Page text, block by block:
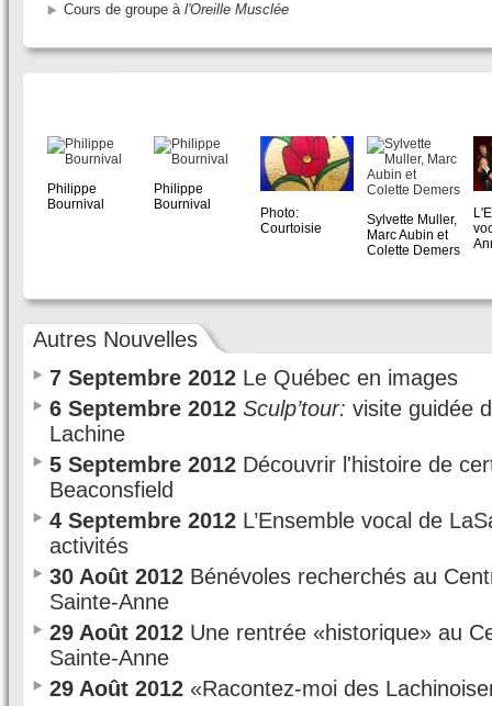
Cours de groupe à l'Oreille Musclée
Philippe
Bournival
Philippe
Bournival
Photo:
Courtoisie
Sylvette Muller,
Marc Aubin et
Colette Demers
Autres Nouvelles
7 Septembre 2012 Le Québec en images
6 Septembre 2012 Sculp’tour: visite guidée
Lachine
5 Septembre 2012 Découvrir l'histoire de
Beaconsfield
4 Septembre 2012 L’Ensemble vocal de
activités
30 Août 2012 Bénévoles recherchés au
Sainte-Anne
29 Août 2012 Une rentrée «historique» au
Sainte-Anne
29 Août 2012 «Racontez-moi des